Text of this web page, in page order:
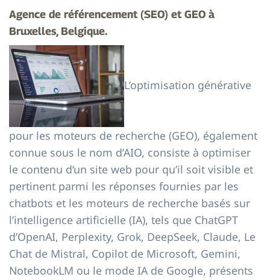
Agence de référencement (SEO) et GEO à
Bruxelles, Belgique.
L’optimisation générative
pour les moteurs de recherche (GEO), également
connue sous le nom d’AIO, consiste à optimiser
le contenu d’un site web pour qu’il soit visible et
pertinent parmi les réponses fournies par les
chatbots et les moteurs de recherche basés sur
l’intelligence artificielle (IA), tels que ChatGPT
d’OpenAI, Perplexity, Grok, DeepSeek, Claude, Le
Chat de Mistral, Copilot de Microsoft, Gemini,
NotebookLM ou le mode IA de Google, présents